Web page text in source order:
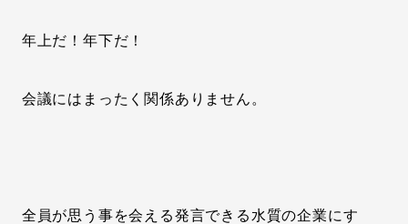
年上だ！年下だ！
会議にはまったく関係ありません。
全員が思う事を会える発言できる水質の企業にす